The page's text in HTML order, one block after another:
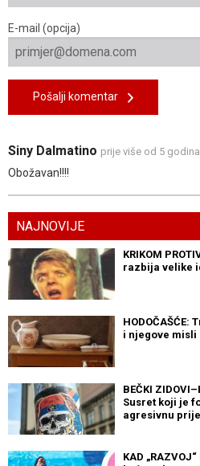
E-mail (opcija)
Pošalji komentar
Siny Dalmatino prije više od 5 godina
Obožavan!!!!
NAJNOVIJE
KRIKOM
razbija velike
i njegove misli
BEČKI
Susret koji je
agresivnu
KAD